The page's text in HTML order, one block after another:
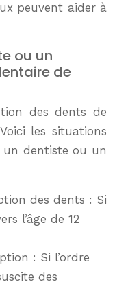
peuvent aider à
ou un
de
des dents de
les situations
dentiste ou un
des dents : Si
l’âge de 12
: Si l’ordre
des